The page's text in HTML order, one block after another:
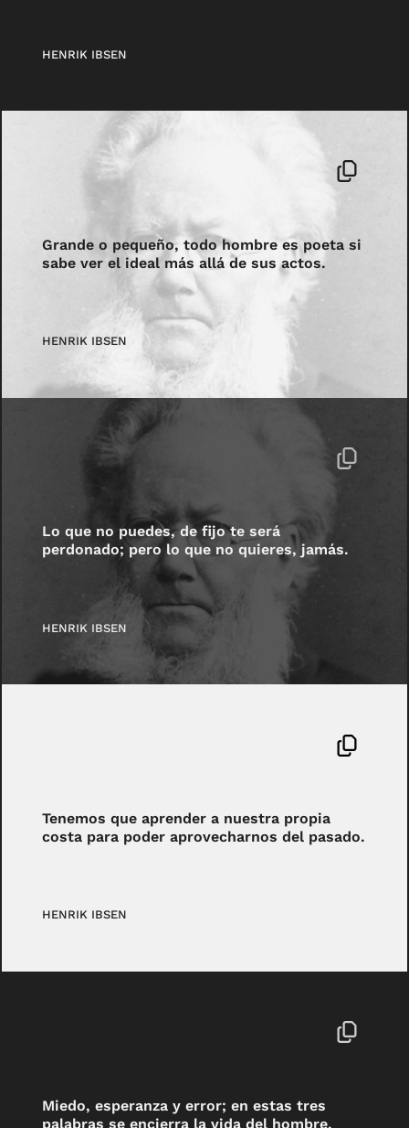
HENRIK IBSEN
Grande o pequeño, todo hombre es poeta si
sabe ver el ideal más allá de sus actos.
HENRIK IBSEN
Lo que no puedes, de fijo te será
perdonado; pero lo que no quieres, jamás.
HENRIK IBSEN
Tenemos que aprender a nuestra propia
costa para poder aprovecharnos del pasado.
HENRIK IBSEN
Miedo, esperanza y error; en estas tres
palabras se encierra la vida del hombre.